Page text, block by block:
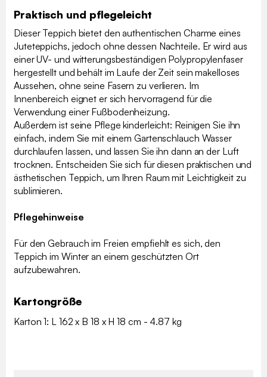
Praktisch und pflegeleicht
Dieser Teppich bietet den authentischen Charme eines
Juteteppichs, jedoch ohne dessen Nachteile. Er wird aus
einer UV- und witterungsbeständigen Polypropylenfaser
hergestellt und behält im Laufe der Zeit sein makelloses
Aussehen, ohne seine Fasern zu verlieren. Im
Innenbereich eignet er sich hervorragend für die
Verwendung einer Fußbodenheizung.
Außerdem ist seine Pflege kinderleicht: Reinigen Sie ihn
einfach, indem Sie mit einem Gartenschlauch Wasser
durchlaufen lassen, und lassen Sie ihn dann an der Luft
trocknen. Entscheiden Sie sich für diesen praktischen und
ästhetischen Teppich, um Ihren Raum mit Leichtigkeit zu
sublimieren.
Pflegehinweise
Für den Gebrauch im Freien empfiehlt es sich, den
Teppich im Winter an einem geschützten Ort
aufzubewahren.
Kartongröße
Karton 1: L 162 x B 18 x H 18 cm - 4.87 kg